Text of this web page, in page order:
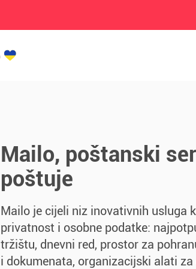
Mailo, poštanski
poštuje
Mailo je cijeli niz inovativnih usluga
privatnost i osobne podatke:
tržištu, dnevni red, prostor za
i dokumenata, organizacijski alati